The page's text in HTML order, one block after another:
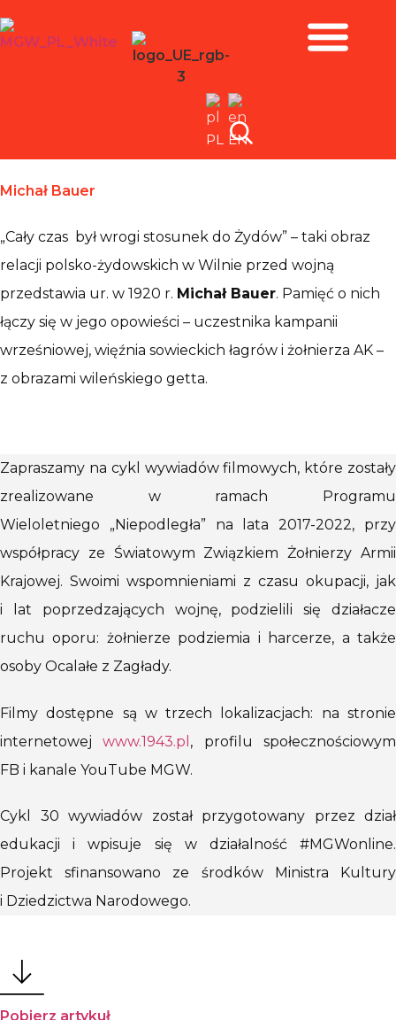
PL EN
Michał Bauer
„Cały czas był wrogi stosunek do Żydów” – taki obraz
relacji polsko-żydowskich w Wilnie przed wojną
przedstawia ur. w 1920 r. Michał Bauer. Pamięć o nich
łączy się w jego opowieści – uczestnika kampanii
wrześniowej, więźnia sowieckich łagrów i żołnierza AK –
z obrazami wileńskiego getta.
Zapraszamy na cykl wywiadów filmowych, które zostały
zrealizowane w ramach Programu
Wieloletniego „Niepodległa” na lata 2017-2022, przy
współpracy ze Światowym Związkiem Żołnierzy Armii
Krajowej. Swoimi wspomnieniami z czasu okupacji, jak
i lat poprzedzających wojnę, podzielili się działacze
ruchu oporu: żołnierze podziemia i harcerze, a także
osoby Ocalałe z Zagłady.
Filmy dostępne są w trzech lokalizacjach: na stronie
internetowejwww.1943.pl , profilu społecznościowym
FB i kanale YouTube MGW.
Cykl 30 wywiadów został przygotowany przez dział
edukacji i wpisuje się w działalność #MGWonline.
Projekt sfinansowano ze środków Ministra Kultury
i Dziedzictwa Narodowego.
Pobierz artykuł